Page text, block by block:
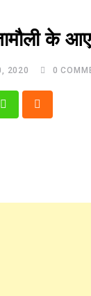
के
2020 0
WhatsappCloud